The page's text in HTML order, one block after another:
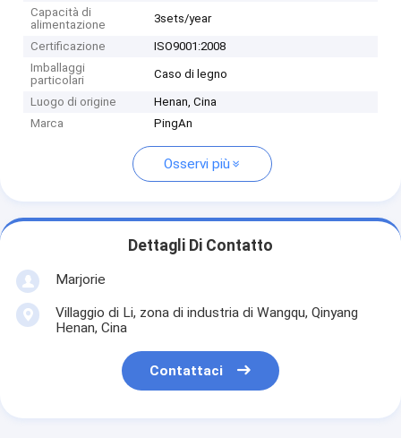
Capacità di
alimentazione
3sets/year
Certificazione
ISO9001:2008
Imballaggi
particolari
Caso di legno
Luogo di origine
Henan, Cina
Marca
PingAn
Osservi più
Dettagli Di Contatto
Marjorie
Villaggio di Li, zona di industria di Wangqu, Qinyang
Henan, Cina
Contattaci